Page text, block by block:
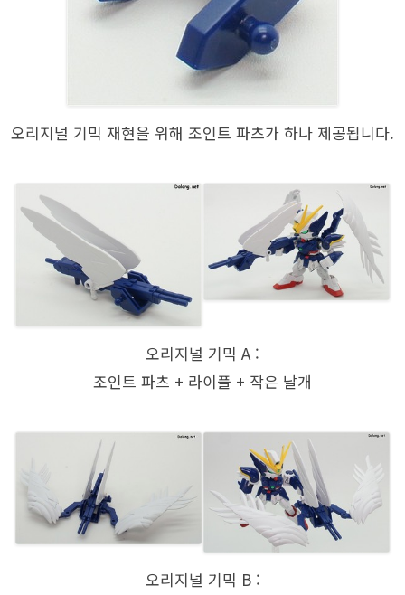
오리지널 기믹 재현을 위해 조인트 파츠가 하나 제공됩니다.
오리지널 기믹 A :
조인트 파츠 + 라이플 + 작은 날개
오리지널 기믹 B :